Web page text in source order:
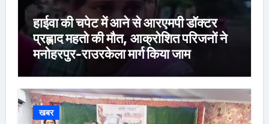
हाईवा की चपेट में आने से आरएमपी डॉक्टर
प्रह्लाद महतो की मौत, आक्रोशित परिजनों ने
मनोहरपुर-राउरकेला मार्ग किया जाम
खबर